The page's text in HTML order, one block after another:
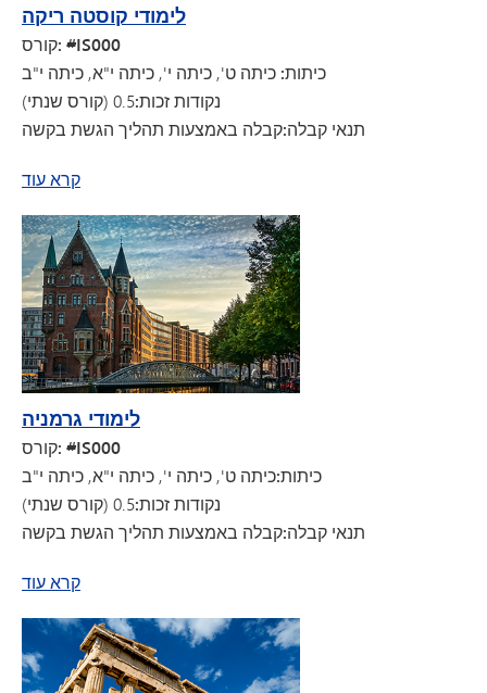
לימודי קוסטה ריקה
קורס: #IS000
כיתות: כיתה ט', כיתה י', כיתה י"א, כיתה י"ב
נקודות זכות:0.5 (קורס שנתי)
תנאי קבלה:קבלה באמצעות תהליך הגשת בקשה
קרא עודעל לימודי קוסטה ריקה
לימודי גרמניה
קורס: #IS000
כיתות:כיתה ט', כיתה י', כיתה י"א, כיתה י"ב
נקודות זכות:0.5 (קורס שנתי)
תנאי קבלה:קבלה באמצעות תהליך הגשת בקשה
קרא עודעל לימודי גרמניה